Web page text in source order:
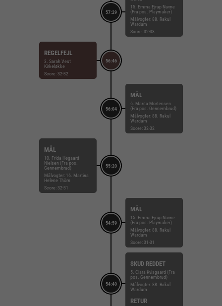
57:29
15. Emma Ejrup Navne
(Fra pos. Playmaker)
Målvogter: 88. Rakul
Wardum
Score: 32-33
56:46
REGELFEJL
3. Sarah Vest
Kirkeløkke
Score: 32-32
56:04
MÅL
6. Marita Mortensen
(Fra pos. Gennembrud)
Målvogter: 88. Rakul
Wardum
Score: 32-32
55:20
MÅL
10. Frida Høgaard
Nielsen (Fra pos.
Gennembrud)
Målvogter: 16. Martina
Helene Thörn
Score: 32-31
54:59
MÅL
15. Emma Ejrup Navne
(Fra pos. Playmaker)
Målvogter: 88. Rakul
Wardum
Score: 31-31
54:40
SKUD REDDET
5. Clara Kvisgaard (Fra
pos. Gennembrud)
Målvogter: 88. Rakul
Wardum
RETUR